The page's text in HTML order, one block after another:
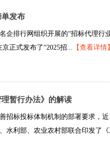
单发布
企排行网组织开展的“招标代理行
正式发布了“2025招... 【查看详情】
暂行办法》的解读
招标投标体制机制的部署要求，
水利部、农业农村部联合印发了《